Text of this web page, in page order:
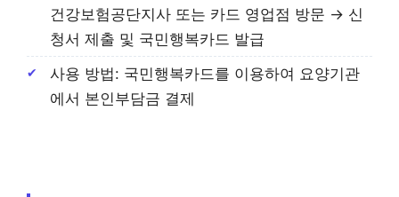
건강보험공단지사 또는 카드 영업점 방문 → 신
청서 제출 및 국민행복카드 발급
사용 방법: 국민행복카드를 이용하여 요양기관
에서 본인부담금 결제